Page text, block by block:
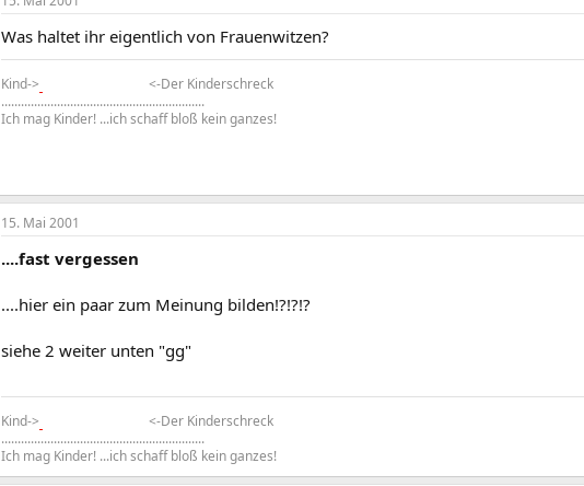
Was haltet ihr eigentlich von Frauenwitzen?
Kind->
<-Der Kinderschreck
..............................................................
Ich mag Kinder! ...ich schaff bloß kein ganzes!
15. Mai 2001
....fast vergessen
....hier ein paar zum Meinung bilden!?!?!?
siehe 2 weiter unten "gg"
Kind->
<-Der Kinderschreck
..............................................................
Ich mag Kinder! ...ich schaff bloß kein ganzes!